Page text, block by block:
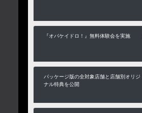
『オバケイドロ！』無料体験会を実施
パッケージ版の全対象店舗と店舗別オリジ
ナル特典を公開